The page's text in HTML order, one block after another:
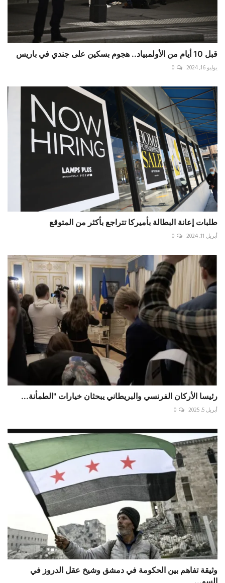
قبل 10 أيام من الأولمبياد.. هجوم بسكين على جندي في باريس
يوليو 16, 2024 0
طلبات إعانة البطالة بأميركا تتراجع بأكثر من المتوقع
أبريل 11, 2024 0
رئيسا الأركان الفرنسي والبريطاني يبحثان خيارات "الطمأنة...
أبريل 5, 2025 0
وثيقة تفاهم بين الحكومة في دمشق وشيخ عقل الدروز في